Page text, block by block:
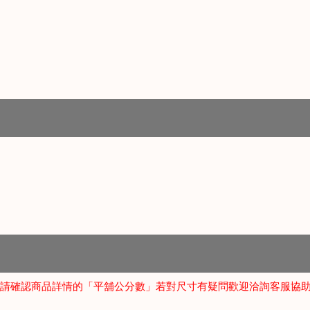
確認商品詳情的「平舖公分數」若對尺寸有疑問歡迎洽詢客服協